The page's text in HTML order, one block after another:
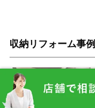
収納リフォーム事例